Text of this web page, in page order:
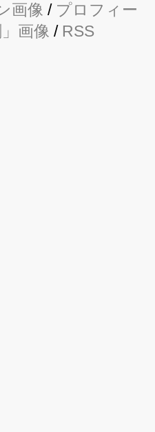
画像 / プロフィー
」画像 / RSS